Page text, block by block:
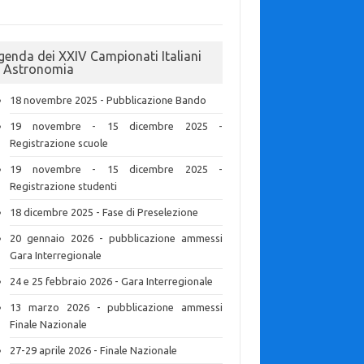
dei XXIV Campionati Italiani
Astronomia
18 novembre 2025 - Pubblicazione Bando
19 novembre - 15 dicembre 2025 -
Registrazione scuole
19 novembre - 15 dicembre 2025 -
Registrazione studenti
18 dicembre 2025 - Fase di Preselezione
20 gennaio 2026 - pubblicazione ammessi
Gara Interregionale
24 e 25 febbraio 2026 - Gara Interregionale
13 marzo 2026 - pubblicazione ammessi
Finale Nazionale
27-29 aprile 2026 - Finale Nazionale